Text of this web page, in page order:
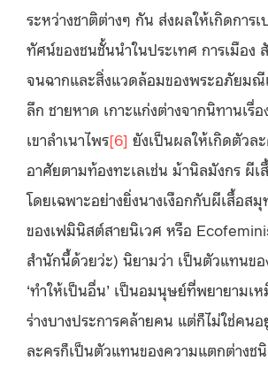
ระหว่างชาติต่างๆ กัน ส่งผลให้เกิดการ
ทัศน์ของชนชั้นนำในประเทศ การเมือง
จนฉากและสิ่งแวดล้อมของพระอภัยมณี
ลึก ชายหาด เกาะแก่งต่างจากนิทานเรื่
เขาลำเนาไพร[6] ยังเป็นผลให้เกิดตัวล
อาศัยตามท้องทะเลเช่น ม้านิลมังกร ผีเ
โดยเฉพาะอย่างยิ่งนางเงือกกับผีเสื้อส
ของเฟมินิสต์สายนิเวศ หรือ
สำนักนี้ด้วยว่ะ) นิยามว่า เป็นตัวแทนข
‘ทำให้เป็นอื่น’ เป็นอมนุษย์ที่พยายามเ
ร่างบางประการคล้ายคน แต่ก็ไม่ใช่คน
ละครก็เป็นตัวแทนของความแตกต่างช